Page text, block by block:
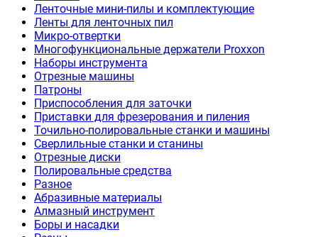
Ленточные мини-пилы и комплектующие
Ленты для ленточных пил
Микро-отвертки
Многофункциональные держатели Proxxon
Наборы инструмента
Отрезные машины
Патроны
Приспособления для заточки
Приставки для фрезерования и пиления
Точильно-полировальные станки и машины
Сверлильные станки и станины
Отрезные диски
Полировальные средства
Разное
Абразивные материалы
Алмазный инструмент
Боры и насадки